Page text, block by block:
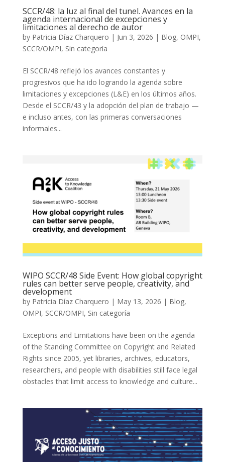
SCCR/48: la luz al final del tunel. Avances en la
agenda internacional de excepciones y
limitaciones al derecho de autor
by Patricia Díaz Charquero | Jun 3, 2026 | Blog, OMPI,
SCCR/OMPI, Sin categoría
El SCCR/48 reflejó los avances constantes y
progresivos que ha ido logrando la agenda sobre
limitaciones y excepciones (L&E) en los últimos años.
Desde el SCCR/43 y la adopción del plan de trabajo —
e incluso antes, con las primeras conversaciones
informales...
WIPO SCCR/48 Side Event: How global copyright
rules can better serve people, creativity, and
development
by Patricia Díaz Charquero | May 13, 2026 | Blog,
OMPI, SCCR/OMPI, Sin categoría
Exceptions and Limitations have been on the agenda
of the Standing Committee on Copyright and Related
Rights since 2005, yet libraries, archives, educators,
researchers, and people with disabilities still face legal
obstacles that limit access to knowledge and culture...